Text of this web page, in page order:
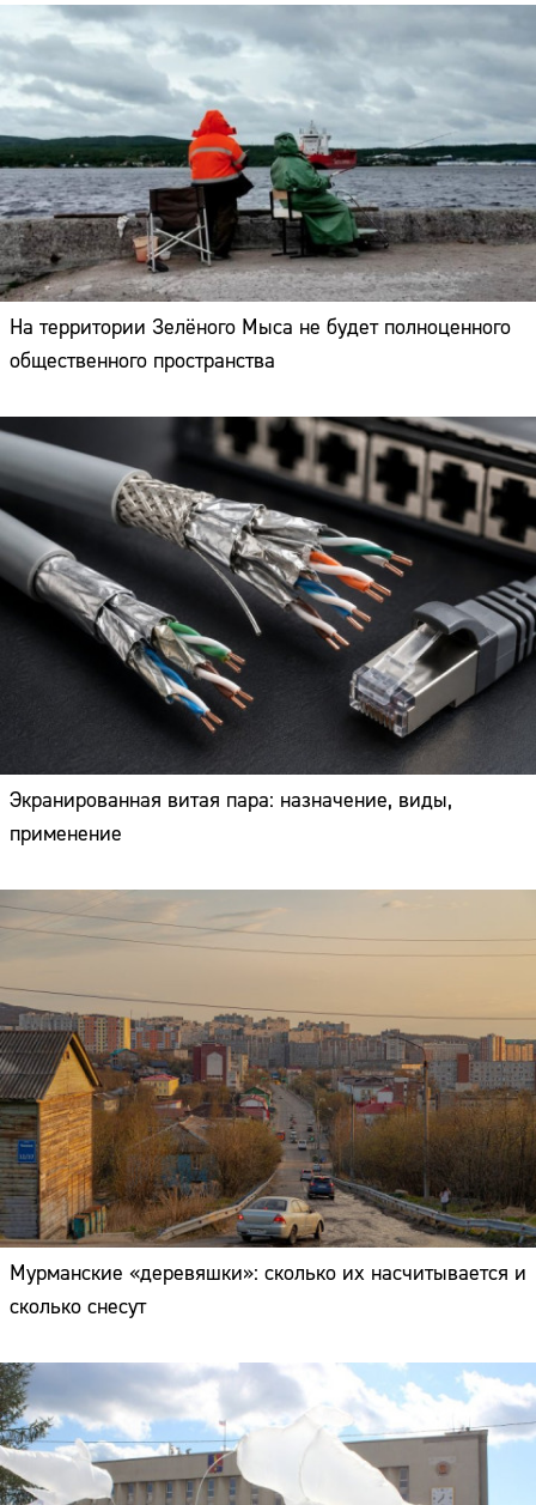
На территории Зелёного Мыса не будет полноценного
общественного пространства
Экранированная витая пара: назначение, виды,
применение
Мурманские «деревяшки»: сколько их насчитывается и
сколько снесут